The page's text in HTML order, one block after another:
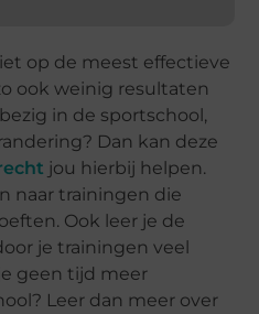
op de meest effectieve
ook weinig resultaten
in de sportschool,
Dan kan deze
jou hierbij helpen.
naar trainingen die
Ook leer je de
je trainingen veel
geen tijd meer
Leer dan meer over